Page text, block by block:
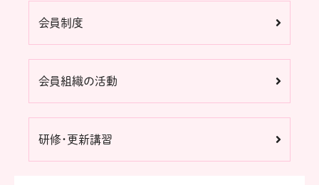
会員制度
会員組織の活動
研修・更新講習